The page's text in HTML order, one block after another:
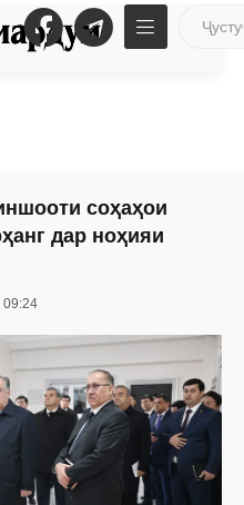
соҳаҳои
дар ноҳияи
09:24